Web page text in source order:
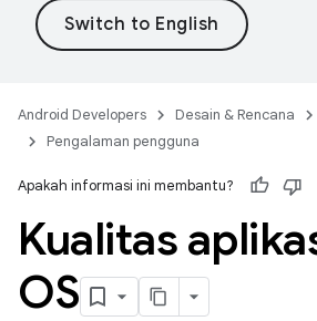
Android Developers Desain & Rencana
Pengalaman pengguna
Apakah informasi ini membantu?
Kualitas
OS